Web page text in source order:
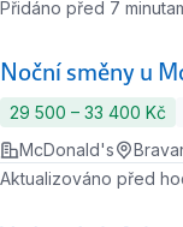
Noční směny u
Přidáno před 7
29 500 ‍–‍ 33 400 Kč
McDonald's
Aktualizováno před